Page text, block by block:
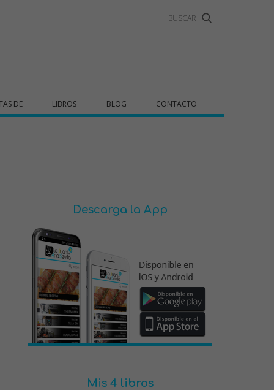
DE LIBROS BLOG CONTACTO
Descarga la App
Mis 4 libros